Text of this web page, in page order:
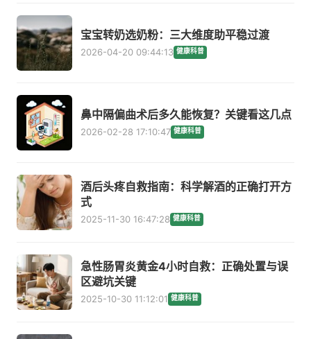
宝宝转奶选奶粉：三大维度助平稳过渡
2026-04-20 09:44:13 健康科普
鼻中隔偏曲术后多久能恢复？关键看这几点
2026-02-28 17:10:47 健康科普
酒后头疼自救指南：科学解酒的正确打开方
式
2025-11-30 16:47:28 健康科普
急性肠胃炎黄金4小时自救：正确处置与误
区避坑关键
2025-10-30 11:12:01 健康科普